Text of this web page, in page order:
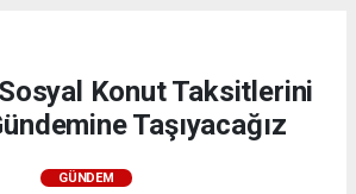
Konut Taksitlerini
Taşıyacağız
GÜNDEM